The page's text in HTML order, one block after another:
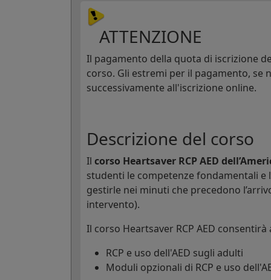
ATTENZIONE
Il pagamento della quota di iscrizione
corso. Gli estremi per il pagamento, se
successivamente all'iscrizione online.
Descrizione del corso
Il corso Heartsaver RCP AED
studenti le competenze fondamentali e
gestirle nei minuti che precedono
intervento).
Il corso Heartsaver RCP AED
RCP e uso dell'AED sugli adulti
Moduli opzionali di RCP e uso